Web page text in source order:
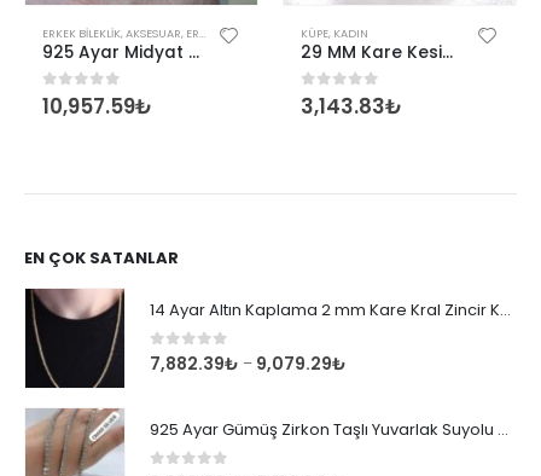
ERKEK BILEKLIK, AKSESUAR, ERKEK
925 Ayar Midyat Hasırı Gümüş Erkek Bilekliği
0out of 5
10,957.59₺
KÜPE, KADIN
29 MM Kare Kesim Gümüş Şarnel Halka Küpe
0out of 5
3,143.83₺
EN ÇOK SATANLAR
14 Ayar Altın Kaplama 2 mm Kare Kral Zincir Kolye
0 out of 5
7,882.39₺ – 9,079.29₺
925 Ayar Gümüş Zirkon Taşlı Yuvarlak Suyolu Bileklik